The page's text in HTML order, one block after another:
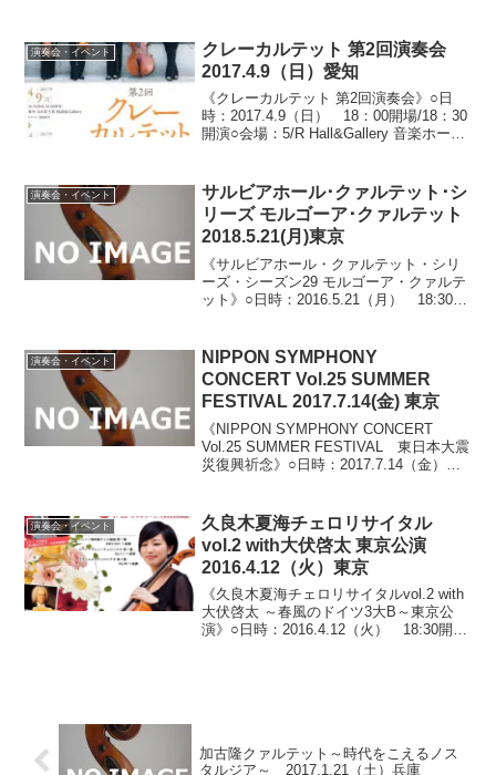
3,000円※小学...
演奏会・イベント
クレーカルテット 第2回演奏会
2017.4.9（日）愛知
《クレーカルテット 第2回演奏会》○日
時：2017.4.9（日） 18：00開場/18：30
開演○会場：5/R Hall&Gallery 音楽ホール
奈緒子・乙顔...
演奏会・イベント
サルビアホール･クァルテット･シ
リーズ モルゴーア･クァルテット
2018.5.21(月)東京
《サルビアホール・クァルテット・シリ
ーズ・シーズン29 モルゴーア・クァルテ
ット》○日時：2016.5.21（月） 18:30開
ール（神奈川県横浜市鶴見区鶴...
演奏会・イベント
NIPPON SYMPHONY
CONCERT Vol.25 SUMMER
FESTIVAL 2017.7.14(金) 東京
《NIPPON SYMPHONY CONCERT
Vol.25 SUMMER FESTIVAL 東日本大震
災復興祈念》○日時：2017.7.14（金）
席...
演奏会・イベント
久良木夏海チェロリサイタル
vol.2 with大伏啓太 東京公演
2016.4.12（火）東京
《久良木夏海チェロリサイタルvol.2 with
大伏啓太 ～春風のドイツ3大B～東京公
演》○日時：2016.4.12（火） 18:30開
加古隆クァルテット～時代をこえるノス
タルジア～ 2017.1.21（土）兵庫